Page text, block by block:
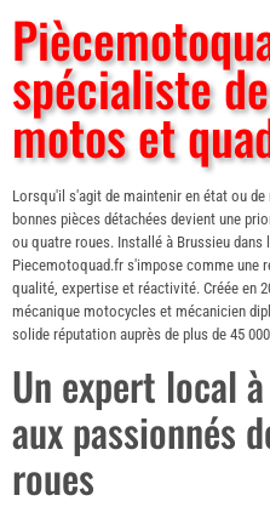
spécialiste
motos et
Lorsqu'il s'agit de maintenir en état ou
bonnes pièces détachées devient une
ou quatre roues. Installé à Brussieu dans
Piecemotoquad.fr s'impose comme une
qualité, expertise et réactivité. Créée en
mécanique motocycles et mécanicien
solide réputation auprès de plus de 45
Un expert local
aux passionnés
roues